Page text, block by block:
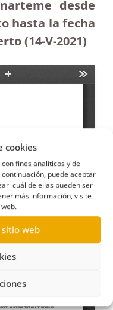
cookies
con fines analíticos y de
puede aceptar
cuál de ellas pueden ser
más información, visite
web
desde
hasta la fecha
(14-V-2021)